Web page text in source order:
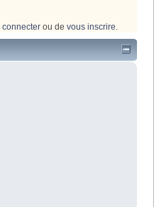
connecter ou de vous inscrire.